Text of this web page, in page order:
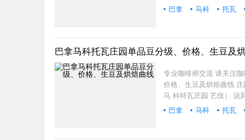
巴拿 马科 托瓦
巴拿马科托瓦庄园单品豆分级、价格、生豆及
专业咖啡师交流 请关注
价格、生豆及烘焙曲线
马 科特瓦庄园 艺伎） 说
巴拿 马科 托瓦